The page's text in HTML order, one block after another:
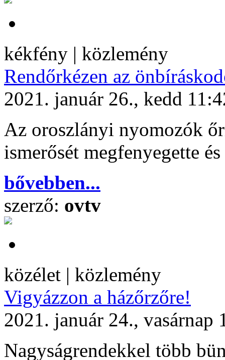
kékfény | közlemény
Rendőrkézen az
2021. január 26., kedd
Az oroszlányi nyomozók
ismerősét megfenyegette
bővebben...
szerző: ovtv
közélet | közlemény
Vigyázzon a házőrzőre!
2021. január 24., vasárnap
Nagyságrendekkel több